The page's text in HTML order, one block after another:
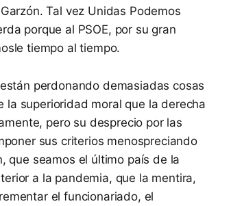
Tal vez Unidas Podemos
porque al PSOE, por su gran
tiempo al tiempo.
perdonando demasiadas cosas
superioridad moral que la derecha
pero su desprecio por las
sus criterios menospreciando
que seamos el último país de la
a la pandemia, que la mentira,
el funcionariado, el